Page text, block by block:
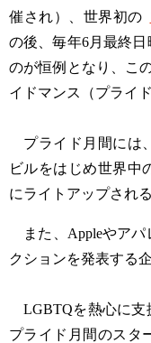
催され）、世界初の
の後、毎年6月最終
のが恒例となり、こ
イドマンス（プライ
プライド月間には
ビルをはじめ世界中
にライトアップされ
また、Appleやアパ
クションを発表する
LGBTQを熱心に支
プライド月間のスタ